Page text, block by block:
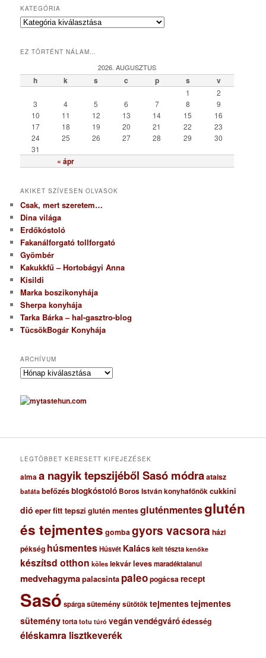
KATEGÓRIA
K
e
ó
r
EZ TÖRTÉNT NÁLAM…
2026. AUGUSZTUS
h k s c p s v
« ápr
1
2
3
4 5 6 7 8
9
10
11 12 13 14 15
16
17
18 19 20 21 22
23
24
25 26 27 28 29
30
31
AKIKET SZÍVESEN OLVASOK
Csak, mert szeretem…
Dina világa
Erdőkóstoló
Fakanálforgató tollforgató
Gyömbér
Kakukkfű – Hortobágyi Anna
Kisildi
Marka boszikonyhája
Sherpa konyhája
Tarka Bárka – hal-gasztro-blog
TücsökBogár Konyhája
ARCHÍVUM
A
c
h
u
LEGTÖBBET KERESETT KIFEJEZÉSEK
almaa nagyik tepszijéből Sasó módraataisz
batáta befőzésblogkóstoló Boros István konyhafőnökcukkini
dió eperfitt tepszi glutén mentesgluténmentesglutén
és tejmentes gombagyors vacsora házi
pékség húsmentesHúsvét Kalácskelt tészta kenőke
készítsd otthon köles lekvárlevesmaradéktalanul
medvehagymapalacsinta paleopogácsarecept
Sasó spárgasüteménysütőtöktejmentestejmentes
süteménytorta totu túró vegánvendégváróédesség
éléskamra lisztkeverék